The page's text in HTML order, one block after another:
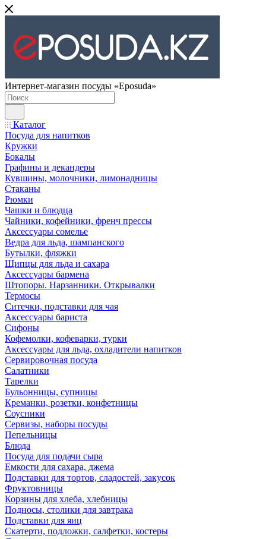
Интернет-магазин посуды «Eposuda»
Каталог
Посуда для напитков
Кружки
Бокалы
Графины и декандеры
Кувшины, молочники, лимонадницы
Стаканы
Рюмки
Чашки и блюдца
Чайники, кофейники, френч прессы
Аксессуары сомелье
Ведра для льда, шампанского
Бутылки, фляжки
Щипцы для льда и сахара
Аксессуары бармена
Штопоры. Нарзанники. Открывалки
Термосы
Ситечки, подставки для чая
Аксессуары бариста
Сифоны
Кофемолки, кофеварки, турки
Аксессуары для льда, охладители напитков
Сервировочная посуда
Салатники
Тарелки
Бульонницы, супницы
Креманки, розетки, конфетницы
Соусники
Сервизы, наборы посуды
Пепельницы
Блюда
Посуда для подачи сыра
Емкости для сахара, джема
Подставки для тортов, сладостей, закусок
Фруктовницы
Корзины для хлеба, хлебницы
Подносы, столики для завтрака
Подставки для яиц
Скатерти, подложки, салфетки, костеры